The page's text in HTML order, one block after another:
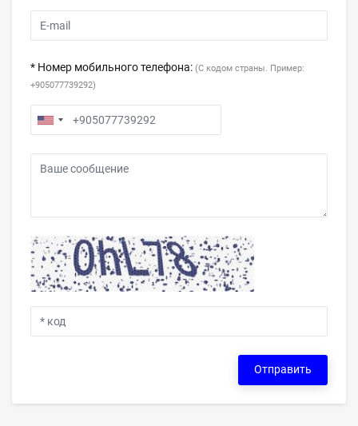
* Номер мобильного телефона: (С кодом страны. Пример:
+905077739292)
Отправить